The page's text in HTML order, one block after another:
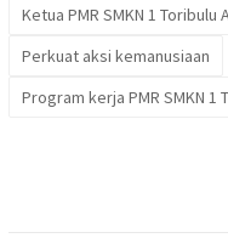
Ketua PMR SMKN 1 Toribulu
Perkuat aksi kemanusiaan
Program kerja PMR SMKN 1